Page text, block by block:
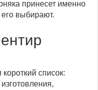
принесет именно
его выбирают.
список: